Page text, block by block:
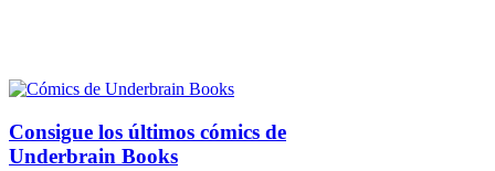
Consigue los últimos cómics de
Underbrain Books